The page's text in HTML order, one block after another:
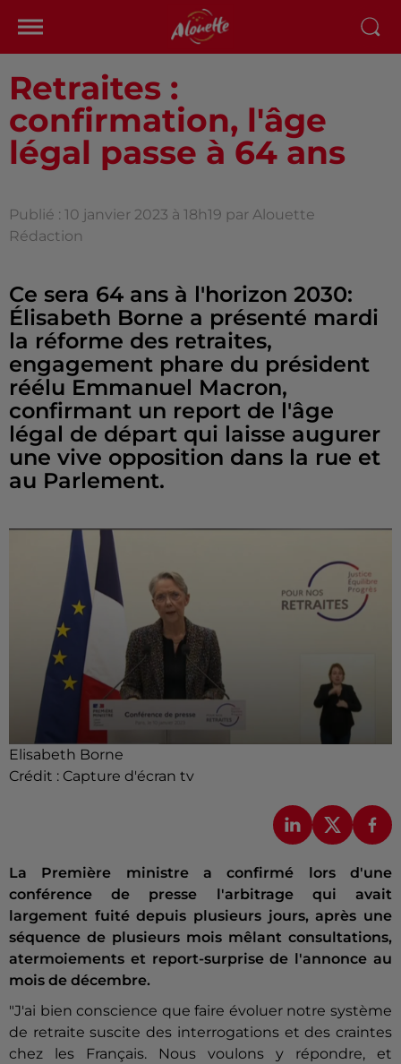
Retraites :
confirmation, l'âge
légal passe à 64 ans
Publié : 10 janvier 2023 à 18h19 par Alouette
Rédaction
Ce sera 64 ans à l'horizon 2030:
Élisabeth Borne a présenté mardi
la réforme des retraites,
engagement phare du président
réélu Emmanuel Macron,
confirmant un report de l'âge
légal de départ qui laisse augurer
une vive opposition dans la rue et
au Parlement.
Elisabeth Borne
Crédit : Capture d'écran tv
La Première ministre a confirmé lors d'une
conférence de presse l'arbitrage qui avait
largement fuité depuis plusieurs jours, après une
séquence de plusieurs mois mêlant consultations,
atermoiements et report-surprise de l'annonce au
mois de décembre.
"J'ai bien conscience que faire évoluer notre système
de retraite suscite des interrogations et des craintes
chez les Français. Nous voulons y répondre, et